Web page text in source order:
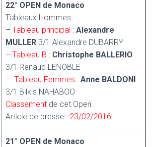
22° OPEN de Monaco
Tableaux Hommes :
– Tableau principal : Alexandre
MULLER 3/1 Alexandre DUBARRY
– Tableau B : Christophe BALLERIO
3/1 Renaud LENOBLE
– Tableau Femmes : Anne BALDONI
3/1 Bilkis NAHABOO
Classement de cet Open.
Article de presse : 23/02/2016
21° OPEN de Monaco